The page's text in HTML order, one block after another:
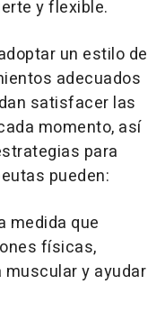
y flexible.
un estilo de
adecuados
satisfacer las
momento, así
para
pueden:
medida que
físicas,
y ayudar